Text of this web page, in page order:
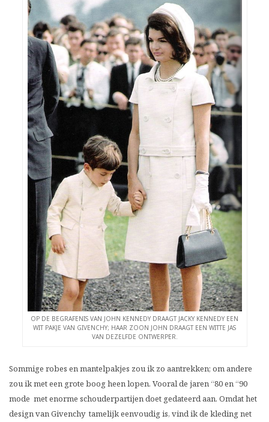
OP DE BEGRAFENIS VAN JOHN KENNEDY DRAAGT JACKY KENNEDY EEN
WIT PAKJE VAN GIVENCHY; HAAR ZOON JOHN DRAAGT EEN WITTE JAS
VAN DEZELFDE ONTWERPER.
Sommige robes en mantelpakjes zou ik zo aantrekken; om andere
zou ik met een grote boog heen lopen. Vooral de jaren “80 en “90
mode met enorme schouderpartijen doet gedateerd aan. Omdat het
design van Givenchy tamelijk eenvoudig is, vind ik de kleding net